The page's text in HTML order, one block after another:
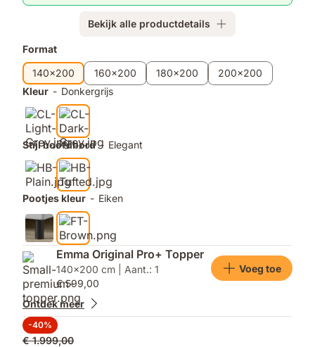
Bekijk alle productdetails
Extra
producten
Format
140x200
160x200 180x200
200x200
Kleur - Donkergrijs
Stijl hoofdbord - Elegant
Pootjes kleur - Eiken
Emma Original Pro+ Topper
140x200 cm | Aant.: 1
€ 599,00
Voeg toe
Ontdek meer
-40%
Oorspronkelijke
€ 1.999,00